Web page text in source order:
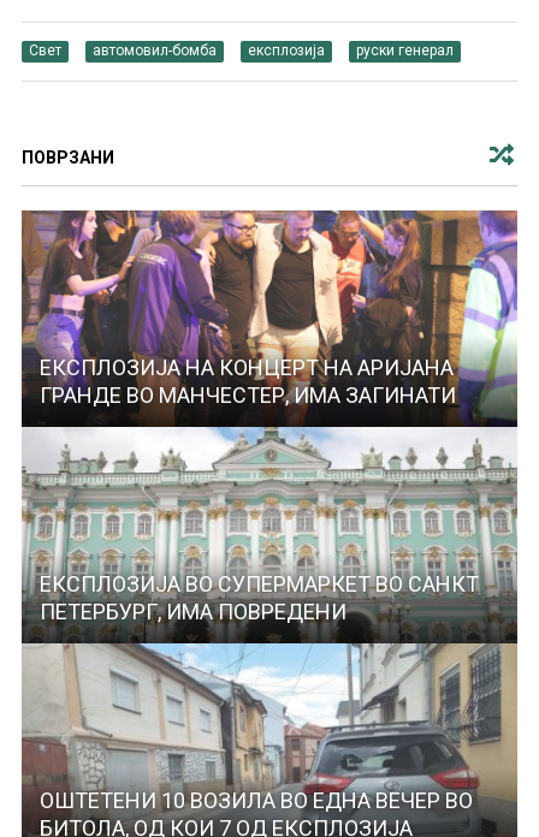
Свет автомовил-бомба експлозија руски генерал
ПОВРЗАНИ
ЕКСПЛОЗИЈА НА КОНЦЕРТ НА АРИЈАНА
ГРАНДЕ ВО МАНЧЕСТЕР, ИМА ЗАГИНАТИ
ЕКСПЛОЗИЈА ВО СУПЕРМАРКЕТ ВО САНКТ
ПЕТЕРБУРГ, ИМА ПОВРЕДЕНИ
ОШТЕТЕНИ 10 ВОЗИЛА ВО ЕДНА ВЕЧЕР ВО
БИТОЛА, ОД КОИ 7 ОД ЕКСПЛОЗИЈА